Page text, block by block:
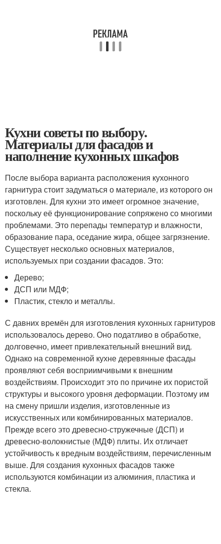
Кухни советы по выбору.
Материалы для фасадов и
наполнение кухонных шкафов
После выбора варианта расположения кухонного
гарнитура стоит задуматься о материале, из которого он
изготовлен. Для кухни это имеет огромное значение,
поскольку её функционирование сопряжено со многими
проблемами. Это перепады температур и влажности,
образование пара, оседание жира, общее загрязнение.
Существует несколько основных материалов,
используемых при создании фасадов. Это:
Дерево;
ДСП или МДФ;
Пластик, стекло и металлы.
С давних времён для изготовления кухонных гарнитуров
использовалось дерево. Оно податливо в обработке,
долговечно, имеет привлекательный внешний вид.
Однако на современной кухне деревянные фасады
проявляют себя восприимчивыми к внешним
воздействиям. Происходит это по причине их пористой
структуры и высокого уровня деформации. Поэтому им
на смену пришли изделия, изготовленные из
искусственных или комбинированных материалов.
Прежде всего это древесно-стружечные (ДСП) и
древесно-волокнистые (МДФ) плиты. Их отличает
устойчивость к вредным воздействиям, перечисленным
выше. Для создания кухонных фасадов также
используются комбинации из алюминия, пластика и
стекла.